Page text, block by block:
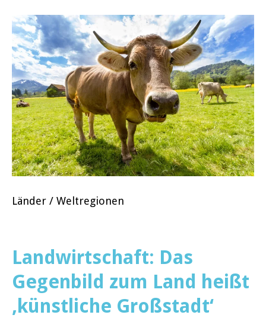
Länder / Weltregionen
Landwirtschaft: Das
Gegenbild zum Land heißt
‚künstliche Großstadt‘